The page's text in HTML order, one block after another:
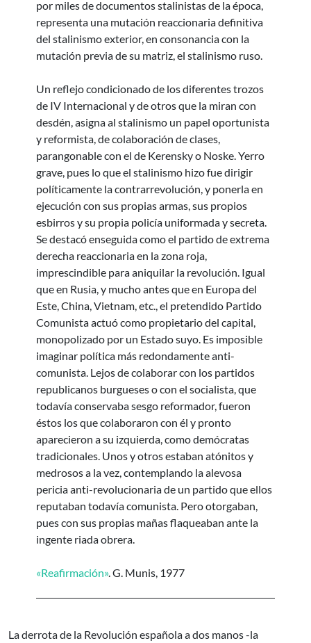
por miles de documentos stalinistas de la época,
representa una mutación reaccionaria definitiva
del stalinismo exterior, en consonancia con la
mutación previa de su matriz, el stalinismo ruso.
Un reflejo condicionado de los diferentes trozos
de IV Internacional y de otros que la miran con
desdén, asigna al stalinismo un papel oportunista
y reformista, de colaboración de clases,
parangonable con el de Kerensky o Noske. Yerro
grave, pues lo que el stalinismo hizo fue dirigir
políticamente la contrarrevolución, y ponerla en
ejecución con sus propias armas, sus propios
esbirros y su propia policía uniformada y secreta.
Se destacó enseguida como el partido de extrema
derecha reaccionaria en la zona roja,
imprescindible para aniquilar la revolución. Igual
que en Rusia, y mucho antes que en Europa del
Este, China, Vietnam, etc., el pretendido Partido
Comunista actuó como propietario del capital,
monopolizado por un Estado suyo. Es imposible
imaginar política más redondamente anti-
comunista. Lejos de colaborar con los partidos
republicanos burgueses o con el socialista, que
todavía conservaba sesgo reformador, fueron
éstos los que colaboraron con él y pronto
aparecieron a su izquierda, como demócratas
tradicionales. Unos y otros estaban atónitos y
medrosos a la vez, contemplando la alevosa
pericia anti-revolucionaria de un partido que ellos
reputaban todavía comunista. Pero otorgaban,
pues con sus propias mañas flaqueaban ante la
ingente riada obrera.
«Reafirmación». G. Munis, 1977
La derrota de la Revolución española a dos manos -la